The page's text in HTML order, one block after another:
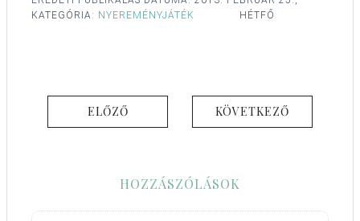
HÉTFŐ
KATEGÓRIA: NYEREMÉNYJÁTÉK
ELŐZŐ KÖVETKEZŐ
HOZZÁSZÓLÁSOK